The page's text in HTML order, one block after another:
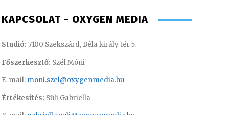
KAPCSOLAT - OXYGEN MEDIA
Studió: 7100 Szekszárd, Béla király tér 5.
Főszerkesztő: Szél Móni
E-mail: moni.szel@oxygenmedia.hu
Értékesítés: Süli Gabriella